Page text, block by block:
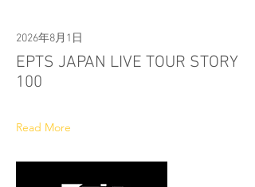
2026年8月1日
EPTS JAPAN LIVE TOUR STORY
100
Read More